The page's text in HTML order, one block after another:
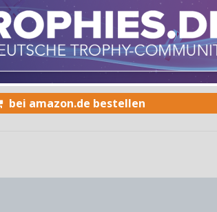
bei amazon.de bestellen